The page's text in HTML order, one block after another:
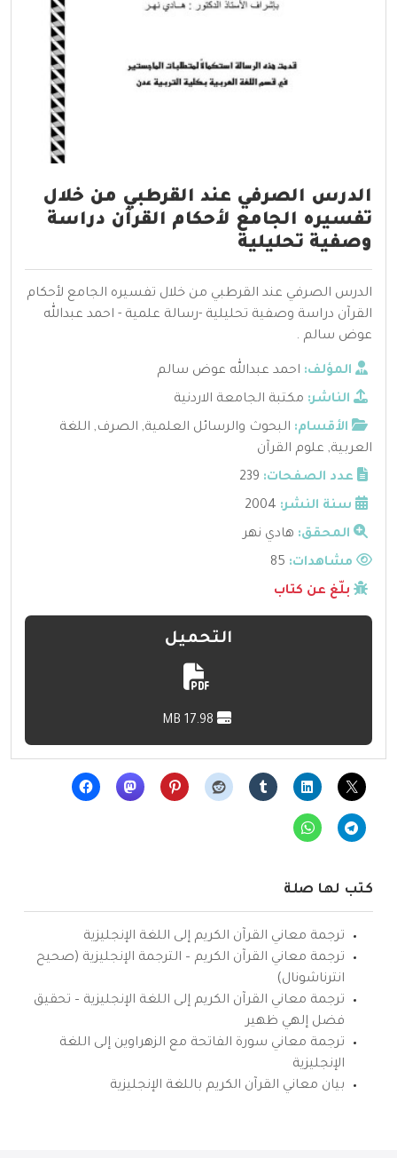
الدرس الصرفي عند القرطبي من خلال
تفسيره الجامع لأحكام القرآن دراسة
وصفية تحليلية
الدرس الصرفي عند القرطبي من خلال تفسيره الجامع لأحكام
القرآن دراسة وصفية تحليلية -رسالة علمية - احمد عبدالله
عوض سالم .
المؤلف: احمد عبدالله عوض سالم
الناشر: مكتبة الجامعة الاردنية
الأقسام: البحوث والرسائل العلمية, الصرف, اللغة
العربية, علوم القرآن
عدد الصفحات: 239
سنة النشر: 2004
المحقق: هادي نهر
مشاهدات:
بلّغ عن كتاب
التحميل
كتب لها صلة
ترجمة معاني القرآن الكريم إلى اللغة الإنجليزية
ترجمة معاني القرآن الكريم – الترجمة الإنجليزية (صحيح
انترناشونال)
ترجمة معاني القرآن الكريم إلى اللغة الإنجليزية – تحقيق
فضل إلهي ظهير
ترجمة معاني سورة الفاتحة مع الزهراوين إلى اللغة
الإنجليزية
بيان معاني القرآن الكريم باللغة الإنجليزية